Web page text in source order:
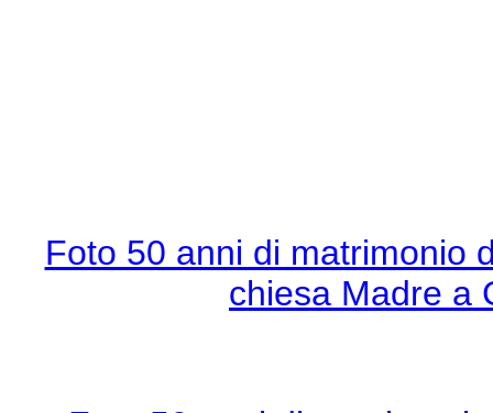
Foto 50 anni di matrimonio
chiesa Madre a